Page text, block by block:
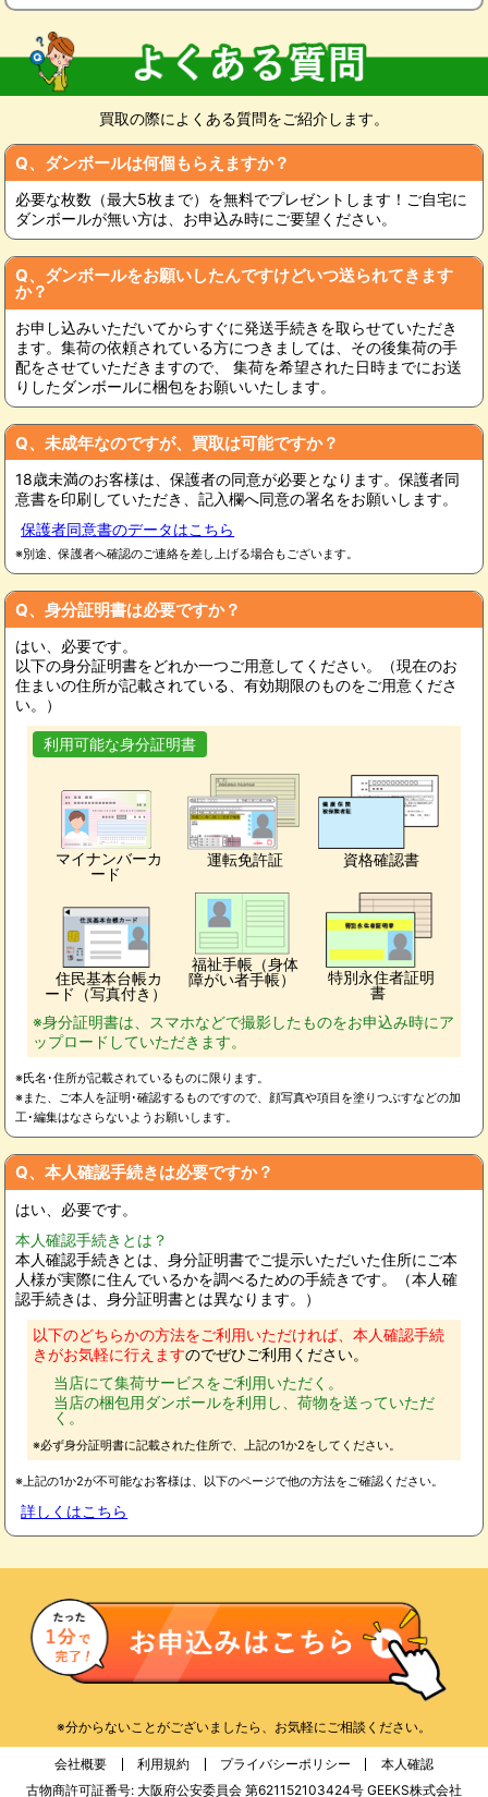
買取の際によくある質問をご紹介します。
Q、ダンボールは何個もらえますか？
必要な枚数（最大5枚まで）を無料でプレゼントします！ご自宅に
ダンボールが無い方は、お申込み時にご要望ください。
Q、ダンボールをお願いしたんですけどいつ送られてきます
か？
お申し込みいただいてからすぐに発送手続きを取らせていただき
ます。集荷の依頼されている方につきましては、その後集荷の手
配をさせていただきますので、 集荷を希望された日時までにお送
りしたダンボールに梱包をお願いいたします。
Q、未成年なのですが、買取は可能ですか？
18歳未満のお客様は、保護者の同意が必要となります。保護者同
意書を印刷していただき、記入欄へ同意の署名をお願いします。
保護者同意書のデータはこちら
※別途、保護者へ確認のご連絡を差し上げる場合もございます。
Q、身分証明書は必要ですか？
はい、必要です。
以下の身分証明書をどれか一つご用意してください。（現在のお
住まいの住所が記載されている、有効期限のものをご用意くださ
い。）
利用可能な身分証明書
マイナンバーカ
ード
運転免許証 資格確認書
住民基本台帳カ
ード（写真付き）
福祉手帳（身体
障がい者手帳）
特別永住者証明
書
※身分証明書は、スマホなどで撮影したものをお申込み時にア
ップロードしていただきます。
※氏名･住所が記載されているものに限ります。
※また、ご本人を証明･確認するものですので、顔写真や項目を塗りつぶすなどの加
工･編集はなさらないようお願いします。
Q、本人確認手続きは必要ですか？
はい、必要です。
本人確認手続きとは？
本人確認手続きとは、身分証明書でご提示いただいた住所にご本
人様が実際に住んでいるかを調べるための手続きです。（本人確
認手続きは、身分証明書とは異なります。）
以下のどちらかの方法をご利用いただければ、本人確認手続
きがお気軽に行えますのでぜひご利用ください。
当店にて集荷サービスをご利用いただく。
当店の梱包用ダンボールを利用し、荷物を送っていただ
く。
※必ず身分証明書に記載された住所で、上記の1か2をしてください。
※上記の1か2が不可能なお客様は、以下のページで他の方法をご確認ください。
詳しくはこちら
※分からないことがございましたら、お気軽にご相談ください。
会社概要 利用規約 プライバシーポリシー
本人確認
古物商許可証番号: 大阪府公安委員会 第621152103424号 GEEKS株式会社